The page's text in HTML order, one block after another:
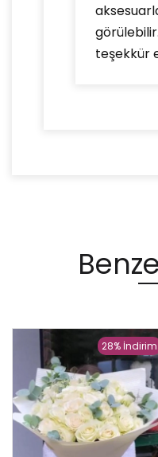
görülebilir.
teşekkür
28% İndirim